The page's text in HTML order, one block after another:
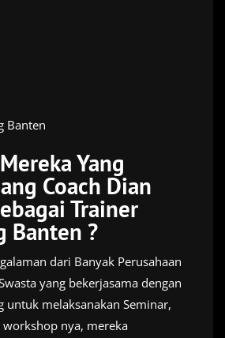
Banten
Yang
Coach Dian
Trainer
Banten ?
dari Banyak Perusahaan
yang bekerjasama dengan
untuk melaksanakan Seminar,
nya, mereka